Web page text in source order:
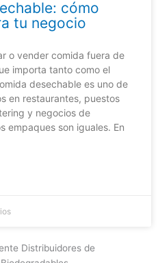
cómo
tu negocio
o vender comida fuera de
importa tanto como el
desechable es uno de
en restaurantes, puestos
y negocios de
empaques son iguales. En